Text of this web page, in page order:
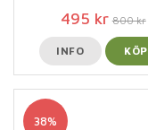
495 kr 800 kr
INFO KÖP
38%